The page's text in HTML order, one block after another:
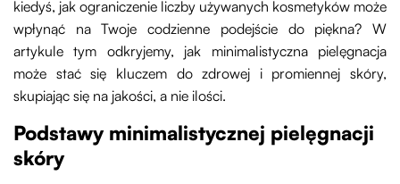
kiedyś, jak ograniczenie liczby używanych kosmetyków może
wpłynąć na Twoje codzienne podejście do piękna? W
artykule tym odkryjemy, jak minimalistyczna pielęgnacja
może stać się kluczem do zdrowej i promiennej skóry,
skupiając się na jakości, a nie ilości.
Podstawy minimalistycznej pielęgnacji
skóry